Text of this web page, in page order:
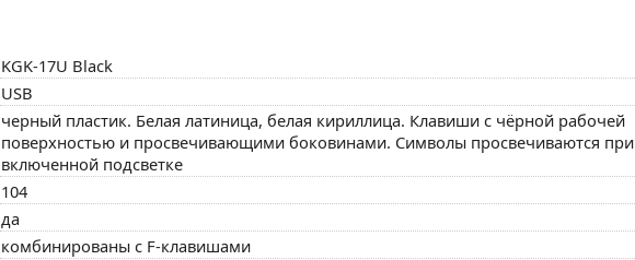
KGK-17U Black
USB
черный пластик. Белая латиница, белая кириллица. Клавиши с чёрной рабочей
поверхностью и просвечивающими боковинами. Символы просвечиваются при
включенной подсветке
104
да
комбинированы с F-клавишами